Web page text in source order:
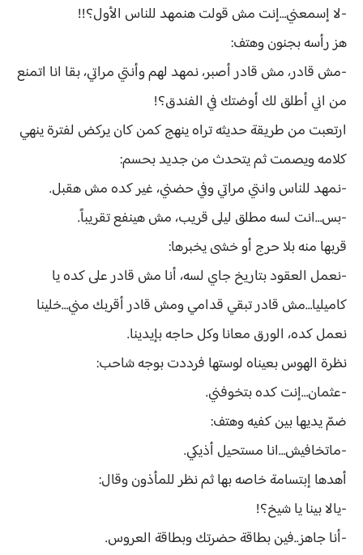
-لا إسمعني…إنت مش قولت هنمهد للناس الأول؟!!
هز رأسه بجنون وهتف:
-مش قادر، مش قادر أصبر، نمهد لهم وأنتي مراتي، بقا انا اتمنع
من اني أطلق لك أوضتك في الفندق؟!
ارتعبت من طريقة حديثه تراه ينهج كمن كان يركض لفترة ينهي
كلامه ويصمت ثم يتحدث من جديد بحسم:
-نمهد للناس وانتي مراتي وفي حضني، غير كده مش هقبل.
-بس…انت لسه مطلق ليلى قريب، مش هينفع تقريباً.
قربها منه بلا حرج أو خشى يخبرها:
-نعمل العقود بتاريخ جاي لسه، أنا مش قادر على كده يا
كاميليا…مش قادر تبقي قدامي ومش قادر أقربك مني…خلينا
نعمل كده، الورق معانا وكل حاجه بإيدينا.
نظرة الهوس بعيناه لوستها فرددت بوجه شاحب:
-عثمان…إنت كده بتخوفني.
ضمّ يديها بين كفيه وهتف:
-ماتخافيش…انا مستحيل أذيكي.
أهدها إبتسامة خاصه بها ثم نظر للمأذون وقال:
-يالا بينا يا شيخ؟!
-أنا جاهز..فين بطاقة حضرتك وبطاقة العروس.